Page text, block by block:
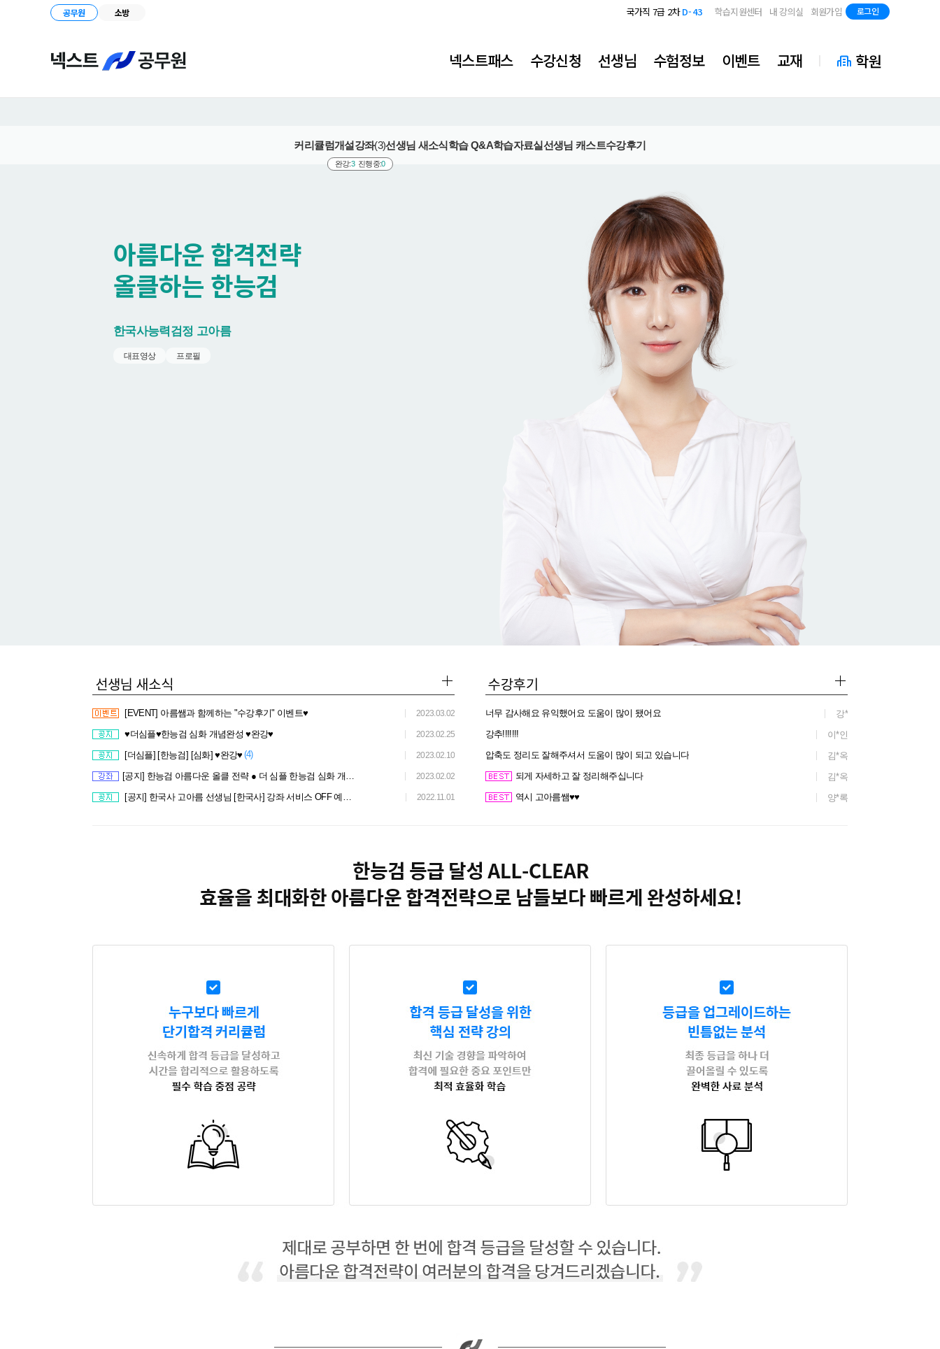
공무원 소방 학습지원센터 내 강의실 회원가입 로그인
국가직 7급 2차D-43
지방직 7급
넥스트패스 수강신청 선생님 수험정보 이벤트 교재 학원
커리큘럼개설강좌(3)
완강:3 진행중:0
선생님 새소식학습 Q&A학습자료실선생님 캐스트수강후기
아름다운 합격전략
올클하는 한능검
한국사능력검정 고아름
대표영상 프로필
[EVENT] 아름쌤과 함께하는 "수강후기" 이벤트♥ 2023.03.02
♥더심플♥한능검 심화 개념완성 ♥완강♥ 2023.02.25
[더심플] [한능검] [심화] ♥완강♥ (4) 2023.02.10
[공지] 한능검 아름다운 올클 전략 ● 더 심플 한능검 심화 개념완성 개강 안내 2023.02.02
[공지] 한국사 고아름 선생님 [한국사] 강좌 서비스 OFF 예정 안내 2022.11.01
너무 감사해요 유익했어요 도움이 많이 됐어요
강*
강추!!!!!!!
이*인
압축도 정리도 잘해주셔서 도움이 많이 되고 있습니다
김*옥
되게 자세하고 잘 정리해주십니다
김*옥
역시 고아름쌤♥​♥
양*록